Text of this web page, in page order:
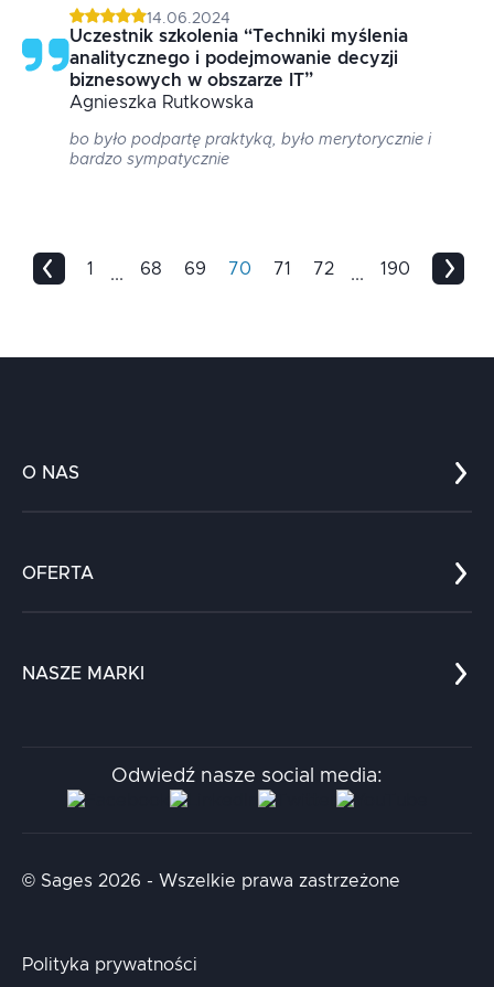
14.06.2024
Uczestnik szkolenia “Techniki myślenia
analitycznego i podejmowanie decyzji
biznesowych w obszarze IT”
Agnieszka Rutkowska
bo było podpartę praktyką, było merytorycznie i
bardzo sympatycznie
1 ... 68 69 70 71 72 ... 190
O NAS
Kariera
Kontakt
OFERTA
Chatboty
NASZE MARKI
Aidapta
AI & NLP Day
Odwiedź nasze social media:
© Sages 2026 - Wszelkie prawa zastrzeżone
Polityka prywatności